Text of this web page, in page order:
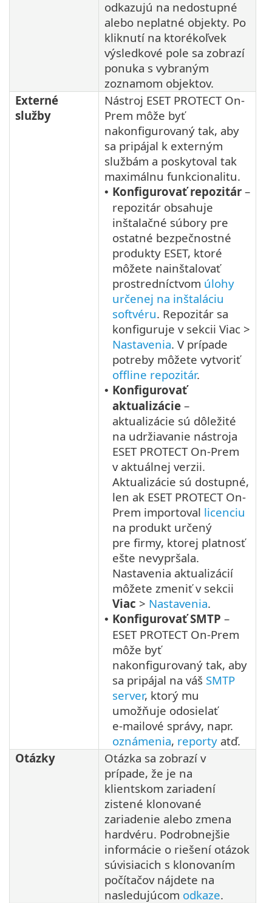
odkazujú na nedostupné
alebo neplatné objekty. Po
kliknutí na ktorékoľvek
výsledkové pole sa zobrazí
ponuka s vybraným
zoznamom objektov.
Externé
služby
Nástroj ESET PROTECT On-
Prem môže byť
nakonfigurovaný tak, aby
sa pripájal k externým
službám a poskytoval tak
maximálnu funkcionalitu.
• Konfigurovať repozitár –
repozitár obsahuje
inštalačné súbory pre
ostatné bezpečnostné
produkty ESET, ktoré
môžete nainštalovať
prostredníctvom úlohy
určenej na inštaláciu
softvéru. Repozitár sa
konfiguruje v sekcii Viac >
Nastavenia. V prípade
potreby môžete vytvoriť
offline repozitár.
• Konfigurovať
aktualizácie –
aktualizácie sú dôležité
na udržiavanie nástroja
ESET PROTECT On-Prem
v aktuálnej verzii.
Aktualizácie sú dostupné,
len ak ESET PROTECT On-
Prem importoval licenciu
na produkt určený
pre firmy, ktorej platnosť
ešte nevypršala.
Nastavenia aktualizácií
môžete zmeniť v sekcii
Viac > Nastavenia.
• Konfigurovať SMTP –
ESET PROTECT On-Prem
môže byť
nakonfigurovaný tak, aby
sa pripájal na váš SMTP
server, ktorý mu
umožňuje odosielať
e‑mailové správy, napr.
oznámenia, reporty atď.
Otázky
Otázka sa zobrazí v
prípade, že je na
klientskom zariadení
zistené klonované
zariadenie alebo zmena
hardvéru. Podrobnejšie
informácie o riešení otázok
súvisiacich s klonovaním
počítačov nájdete na
nasledujúcom odkaze.